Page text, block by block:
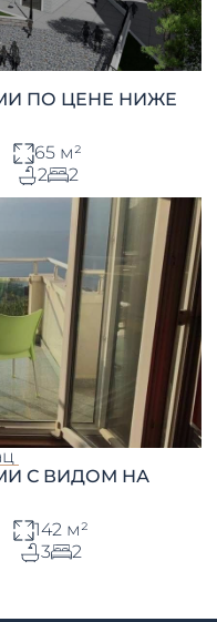
ПО ЦЕНЕ НИЖЕ
65 м²
2
2
С ВИДОМ НА
142 м²
3
2